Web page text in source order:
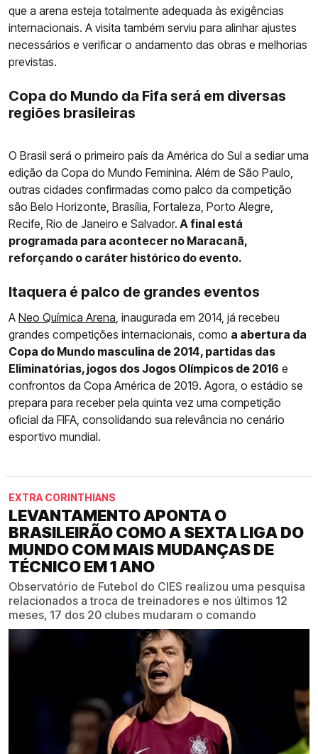
que a arena esteja totalmente adequada às exigências
internacionais. A visita também serviu para alinhar ajustes
necessários e verificar o andamento das obras e melhorias
previstas.
Copa do Mundo da Fifa será em diversas
regiões brasileiras
O Brasil será o primeiro país da América do Sul a sediar uma
edição da Copa do Mundo Feminina. Além de São Paulo,
outras cidades confirmadas como palco da competição
são Belo Horizonte, Brasília, Fortaleza, Porto Alegre,
Recife, Rio de Janeiro e Salvador. A final está
programada para acontecer no Maracanã,
reforçando o caráter histórico do evento.
Itaquera é palco de grandes eventos
A Neo Química Arena, inaugurada em 2014, já recebeu
grandes competições internacionais, como a abertura da
Copa do Mundo masculina de 2014, partidas das
Eliminatórias, jogos dos Jogos Olímpicos de 2016 e
confrontos da Copa América de 2019. Agora, o estádio se
prepara para receber pela quinta vez uma competição
oficial da FIFA, consolidando sua relevância no cenário
esportivo mundial.
EXTRA CORINTHIANS
LEVANTAMENTO APONTA O
BRASILEIRÃO COMO A SEXTA LIGA DO
MUNDO COM MAIS MUDANÇAS DE
TÉCNICO EM 1 ANO
Observatório de Futebol do CIES realizou uma pesquisa
relacionados a troca de treinadores e nos últimos 12
meses, 17 dos 20 clubes mudaram o comando